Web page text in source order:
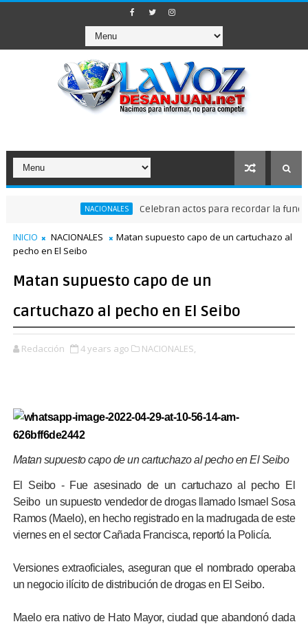
NACIONALES Celebran actos para recordar la fundación
INICIO NACIONALES
Matan supuesto capo de un cartuchazo al
pecho en El Seibo
Matan supuesto capo de un
cartuchazo al pecho en El Seibo
Redacción 4 years ago NACIONALES,
Matan supuesto capo de un cartuchazo al pecho en El Seibo
El Seibo - Fue asesinado de un cartuchazo al pecho El
Seibo un supuesto vendedor de drogas llamado Ismael Sosa
Ramos (Maelo), en hecho registrado en la madrugada de este
viernes en el sector Cañada Francisca, reportó la Policía.
Versiones extraoficiales, aseguran que el nombrado operaba
un negocio ilícito de distribución de drogas en El Seibo.
Maelo era nativo de Hato Mayor, ciudad que abandonó dada